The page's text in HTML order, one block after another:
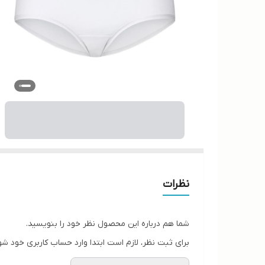
نظرات
شما هم درباره این محصول نظر خود را بنویسید.
برای ثبت نظر، لازم است ابتدا وارد حساب کاربری خود